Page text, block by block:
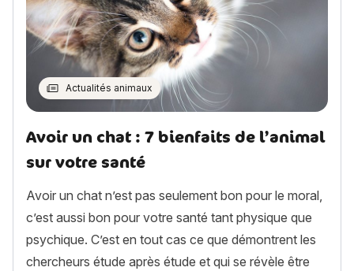
Actualités animaux
Avoir un chat : 7 bienfaits de l’animal
sur votre santé
Avoir un chat n’est pas seulement bon pour le moral,
c’est aussi bon pour votre santé tant physique que
psychique. C’est en tout cas ce que démontrent les
chercheurs étude après étude et qui se révèle être